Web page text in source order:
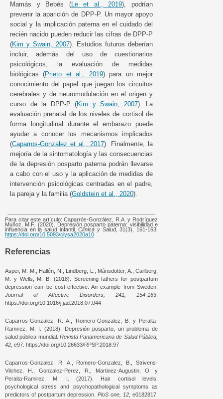
Mamás y Bebés (Le et al., 2019), podrían
prevenir la aparición de DPP-P. Un mayor apoyo
social y la implicación paterna en el cuidado del
recién nacido pueden reducir las cifras de DPP-P
(Kim y Swain, 2007). Estudios futuros deberían
incluir, además del uso de cuestionarios
psicológicos, la evaluación de medidas
biológicas (Prieto et al., 2019) para un mejor
conocimiento del papel que juegan los circuitos
cerebrales y de neuromodulación en el origen y
curso de la DPP-P (Kim y Swain, 2007). La
evaluación prenatal de los niveles de cortisol de
forma longitudinal durante el embarazo puede
ayudar a conocer los mecanismos implicados
(Caparros-Gonzalez et al., 2017). Finalmente, la
mejoría de la sintomatología y las consecuencias
de la depresión posparto paterna podrán llevarse
a cabo con el uso y la aplicación de medidas de
intervención psicológicas centradas en el padre,
la pareja y la familia (Goldstein et al., 2020).
Para citar este artículo: Caparrós-González, R.A. y Rodríguez
Muñoz, M.F. (2020). Depresión posparto paterna: visibilidad e
influencia en la salud infantil.Clínica y Salud, 31(3), 161-163.
https://doi.org/10.5093/clysa2020a10
Referencias
Asper, M. M., Hallén, N., Lindberg, L., Månsdotter, A., Carlberg,
M. y Wells, M. B. (2018). Screening fathers for postpartum
depression can be cost-effective: An example from Sweden.
Journal of Affective Disorders, 241, 154-163.
https://doi.org/10.1016/j.jad.2018.07.044
Caparros-Gonzalez, R. A., Romero-Gonzalez, B. y Peralta-
Ramirez, M. I. (2018). Depresión posparto, un problema de
salud pública mundial. Revista Panamericana de Salud Pública,
42, e97. https://doi.org/10.26633/RPSP.2018.97
Caparros-Gonzalez, R. A., Romero-Gonzalez, B., Strivens-
Vilchez, H., Gonzalez-Perez, R., Martinez-Augustin, O. y
Peralta-Ramirez, M. I. (2017). Hair cortisol levels,
psychological stress and psychopathological symptoms as
predictors of postpartum depression. PloS one, 12, e0182817.